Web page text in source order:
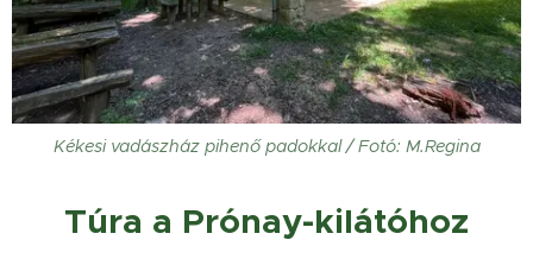
Kékesi vadászház pihenő padokkal / Fotó: M.Regina
Túra a Prónay-kilátóhoz